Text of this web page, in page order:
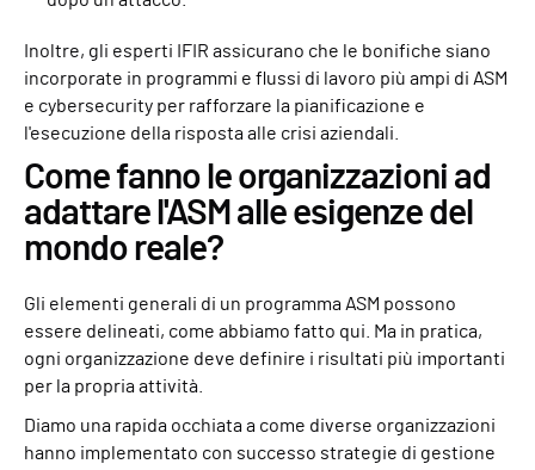
Inoltre, gli esperti IFIR assicurano che le bonifiche siano
incorporate in programmi e flussi di lavoro più ampi di ASM
e cybersecurity per rafforzare la pianificazione e
l'esecuzione della risposta alle crisi aziendali.
Come fanno le organizzazioni ad
adattare l'ASM alle esigenze del
mondo reale?
Gli elementi generali di un programma ASM possono
essere delineati, come abbiamo fatto qui. Ma in pratica,
ogni organizzazione deve definire i risultati più importanti
per la propria attività.
Diamo una rapida occhiata a come diverse organizzazioni
hanno implementato con successo strategie di gestione